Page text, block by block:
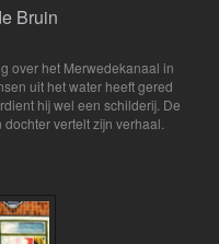
Bruin
over het Merwedekanaal in
uit het water heeft gered
hij wel een schilderij. De
vertelt zijn verhaal.